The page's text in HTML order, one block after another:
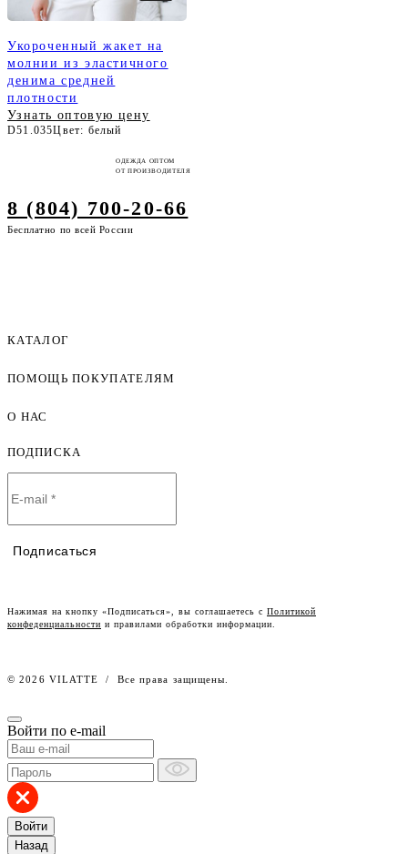
Укороченный жакет на
молнии из эластичного
денима средней
плотности
Узнать оптовую цену
D51.035Цвет: белый
ОДЕЖДА ОПТОМ
ОТ ПРОИЗВОДИТЕЛЯ
8 (804) 700-20-66
Бесплатно по всей России
КАТАЛОГ
Женская одежда оптом
ПОМОЩЬ ПОКУПАТЕЛЯМ
Как оформить заказ
Оплата и доставка
Договор-оферта
Условия сотрудничества
О НАС
Lookbook
Работа в компании
ПОДПИСКА
Подписаться
Нажимая на кнопку «Подписаться», вы соглашаетесь с Политикой
конфеденциальности и правилами обработки информации.
© 2026 VILATTE / Все права защищены.
Войти по e-mail
Войти
Назад